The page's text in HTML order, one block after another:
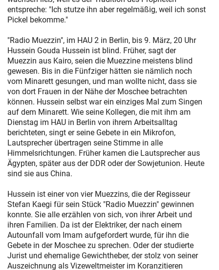
entspreche: "Ich stutze ihn aber regelmäßig, weil ich sonst
Pickel bekomme."
"Radio Muezzin", im HAU 2 in Berlin, bis 9. März, 20 Uhr
Hussein Gouda Hussein ist blind. Früher, sagt der
Muezzin aus Kairo, seien die Muezzine meistens blind
gewesen. Bis in die Fünfziger hätten sie nämlich noch
vom Minarett gesungen, und man wollte nicht, dass sie
von dort Frauen in der Nähe der Moschee betrachten
können. Hussein selbst war ein einziges Mal zum Singen
auf dem Minarett. Wie seine Kollegen, die mit ihm am
Dienstag im HAU in Berlin von ihrem Arbeitsalltag
berichteten, singt er seine Gebete in ein Mikrofon,
Lautsprecher übertragen seine Stimme in alle
Himmelsrichtungen. Früher kamen die Lautsprecher aus
Ägypten, später aus der DDR oder der Sowjetunion. Heute
sind sie aus China.
Hussein ist einer von vier Muezzins, die der Regisseur
Stefan Kaegi für sein Stück "Radio Muezzin" gewinnen
konnte. Sie alle erzählen von sich, von ihrer Arbeit und
ihren Familien. Da ist der Elektriker, der nach einem
Autounfall vom Imam aufgefordert wurde, für ihn die
Gebete in der Moschee zu sprechen. Oder der studierte
Jurist und ehemalige Gewichtheber, der stolz von seiner
Auszeichnung als Vizeweltmeister im Koranzitieren